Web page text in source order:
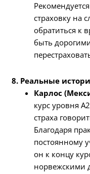
страховку на
обратиться к
быть
8. Реальные
Карлос
курс уровня
страха
Благодаря
постоянному
он к концу
норвежскими